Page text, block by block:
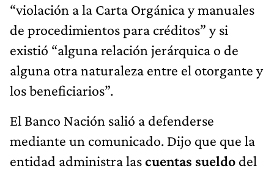
“violación a la Carta Orgánica y manuales
de procedimientos para créditos” y si
existió “alguna relación jerárquica o de
alguna otra naturaleza entre el otorgante y
los beneficiarios”.
El Banco Nación salió a defenderse
mediante un comunicado. Dijo que que la
entidad administra lascuentas sueldo del